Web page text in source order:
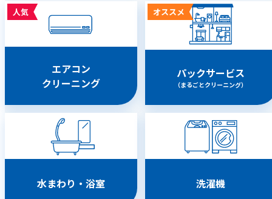
人気
エアコン
クリーニング
オススメ
パックサービス
（まるごとクリーニング）
水まわり・浴室 洗濯機